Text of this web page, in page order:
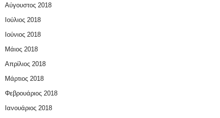
Αύγουστος 2018
Ιούλιος 2018
Ιούνιος 2018
Μάιος 2018
Απρίλιος 2018
Μάρτιος 2018
Φεβρουάριος 2018
Ιανουάριος 2018